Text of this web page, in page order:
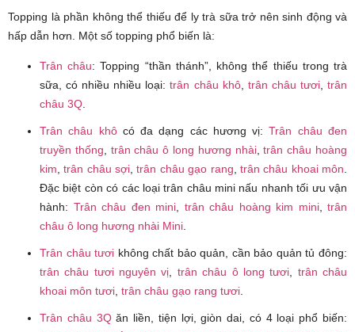
Topping là phần không thể thiếu để ly trà sữa trở nên sinh động và
hấp dẫn hơn. Một số topping phổ biến là:
Trân châu: Topping “thần thánh”, không thể thiếu trong trà
sữa, có nhiều nhiều loại:trân châu khô, trân châu tươi,trân
châu 3Q
Trân châu khôcó đa dạng các hương vị:Trân châu đen
truyền thống
trân châu ô long hương nhài,trân châu hoàng
kim ,trân châu sợi ,trân châu gạo rang trân châu khoai môn
Đặc biệt còn có các loại trân châu mini nấu nhanh tối ưu vận
hành: Trân châu đen mini trân châu hoàng kim mini, trân
châu ô long hương nhài Mini
Trân châu tươi không chất bảo quản, cần bảo quản tủ đông:
trân châu tươi nguyên vị
trân châu ô long tươi
trân châu
khoai môn tươi trân châu gạo rang tươi
Trân châu 3Qăn liền, tiện lợi, giòn dai, có 4 loại phổ biến: